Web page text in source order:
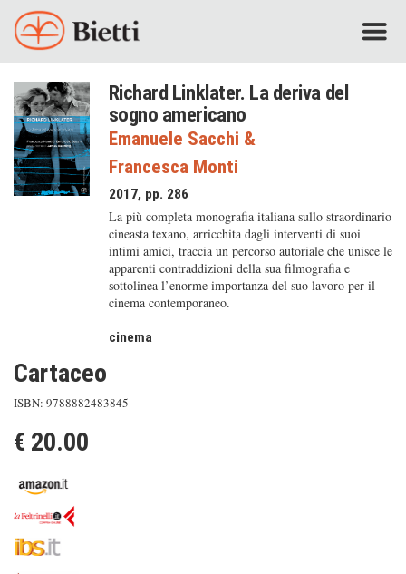
Richard Linklater. La deriva del
sogno americano
Emanuele Sacchi &
Francesca Monti
2017, pp. 286
La più completa monografia italiana sullo straordinario
cineasta texano, arricchita dagli interventi di suoi
intimi amici, traccia un percorso autoriale che unisce le
apparenti contraddizioni della sua filmografia e
sottolinea l’enorme importanza del suo lavoro per il
cinema contemporaneo.
cinema
Cartaceo
ISBN: 9788882483845
€ 20.00